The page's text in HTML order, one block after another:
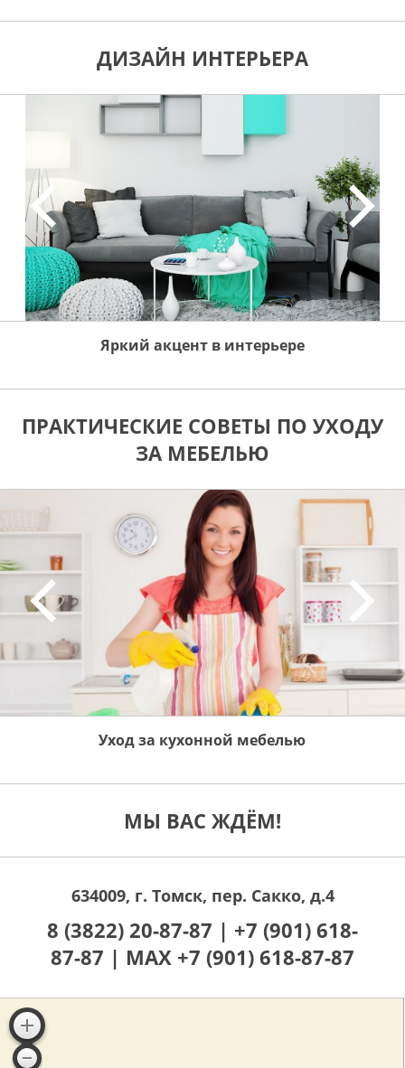
ДИЗАЙН ИНТЕРЬЕРА
Яркий акцент в интерьере
ПРАКТИЧЕСКИЕ СОВЕТЫ ПО УХОДУ
ЗА МЕБЕЛЬЮ
Уход за кухонной мебелью
МЫ ВАС ЖДЁМ!
634009, г. Томск, пер. Сакко, д.4
8 (3822) 20-87-87 | +7 (901) 618-
87-87 | MAX +7 (901) 618-87-87